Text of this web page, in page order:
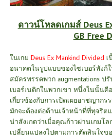
ดาวน์โหลดเกมส์ Deus
GB Free
ในเกม Deus Ex Mankind Divided เ
อนาคตในรูปแบบของไซเบอร์พังก์
สมัครพรรคพวก augmentations ป
เบอร์เนติกในพวกเขา หนึ่งในนั้น
เกี่ยวข้องกับการเปิดเผยอาชญาก
มักจะต้องต่อต้านเจ้าหน้าที่ที่ทุจริต
น่าสังเกตว่าเมื่อคุณก้าวผ่านเกมโ
เปลี่ยนแปลงไปตามการตัดสินใจ